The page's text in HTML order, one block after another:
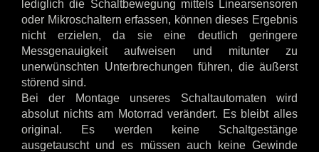
lediglich die Schaltbewegung mittels Linearsensoren
oder Mikroschaltern erfassen, können dieses Ergebnis
nicht erzielen, da sie eine deutlich geringere
Messgenauigkeit aufweisen und mitunter zu
unerwünschten Unterbrechungen führen, die äußerst
störend sind.
Bei der Montage unseres Schaltautomaten wird
absolut nichts am Motorrad verändert. Es bleibt alles
original. Es werden keine Schaltgestänge
ausgetauscht und es müssen auch keine Gewinde